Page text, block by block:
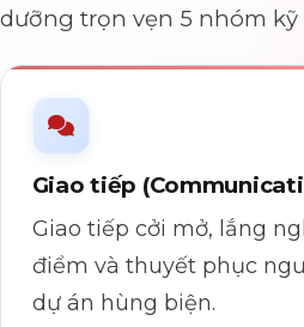
dưỡng trọn vẹn 5 nhóm kỹ
Giao tiếp
Giao tiếp cởi mở, lắng
điểm và thuyết phục
dự án hùng biện.